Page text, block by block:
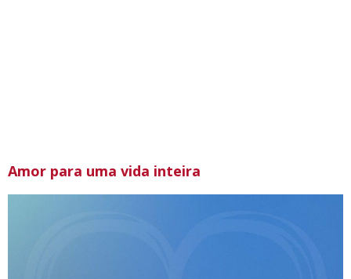
Amor para uma vida inteira